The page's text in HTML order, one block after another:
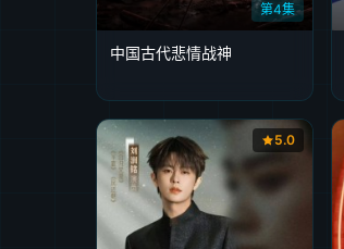
第4集
中国古代悲情战神
5.0